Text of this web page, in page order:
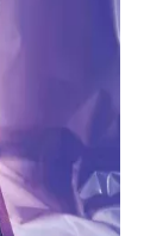
ODESLAT